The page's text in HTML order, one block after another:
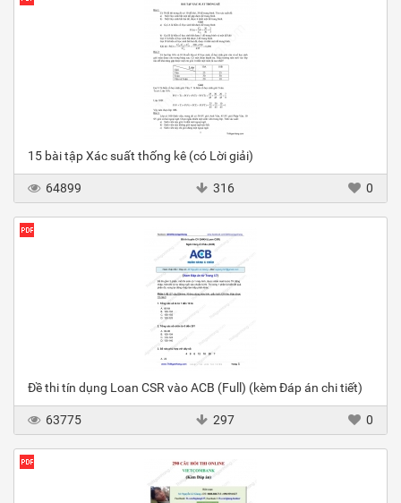
15 bài tập Xác suất thống kê (có Lời giải)
64899 316 0
Đề thi tín dụng Loan CSR vào ACB (Full) (kèm Đáp án chi tiết)
63775 297 0